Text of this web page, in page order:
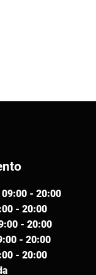
09:00 - 20:00
- 20:00
- 20:00
- 20:00
- 20:00